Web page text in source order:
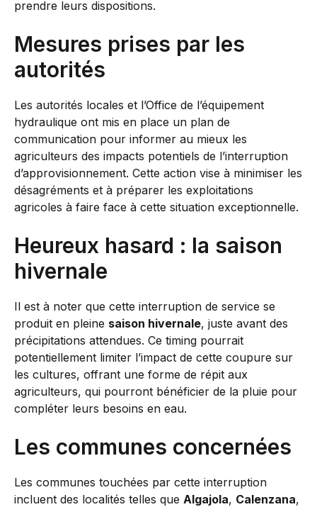
prendre leurs dispositions.
Mesures prises par les
autorités
Les autorités locales et l’Office de l’équipement
hydraulique ont mis en place un plan de
communication pour informer au mieux les
agriculteurs des impacts potentiels de l’interruption
d’approvisionnement. Cette action vise à minimiser les
désagréments et à préparer les exploitations
agricoles à faire face à cette situation exceptionnelle.
Heureux hasard : la saison
hivernale
Il est à noter que cette interruption de service se
produit en pleine saison hivernale, juste avant des
précipitations attendues. Ce timing pourrait
potentiellement limiter l’impact de cette coupure sur
les cultures, offrant une forme de répit aux
agriculteurs, qui pourront bénéficier de la pluie pour
compléter leurs besoins en eau.
Les communes concernées
Les communes touchées par cette interruption
incluent des localités telles que Algajola, Calenzana,